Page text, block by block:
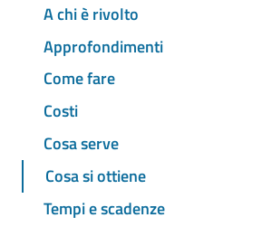
A chi è rivolto
Approfondimenti
Come fare
Costi
Cosa serve
Cosa si ottiene
Tempi e scadenze